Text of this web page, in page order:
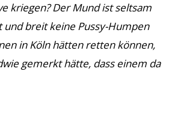
kriegen? Der Mund ist seltsam
und breit keine Pussy-Humpen
in Köln hätten retten können,
gemerkt hätte, dass einem da